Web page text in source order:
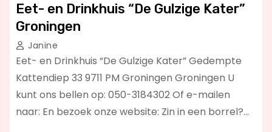
Eet- en Drinkhuis “De Gulzige Kater”
Groningen
Janine
Eet- en Drinkhuis “De Gulzige Kater” Gedempte
Kattendiep 33 9711 PM Groningen Groningen U
kunt ons bellen op: 050-3184302 Of e-mailen
naar: En bezoek onze website: Zin in een borrel?…